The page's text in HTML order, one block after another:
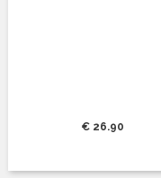
€ 26.90